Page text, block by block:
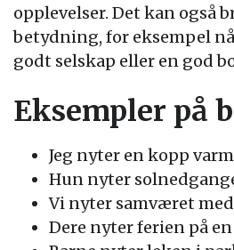
opplevelser. Det kan også
betydning, for eksempel
godt selskap eller en god
Eksempler på
Jeg nyter en kopp
Hun nyter
Vi nyter samværet
Dere nyter ferien på